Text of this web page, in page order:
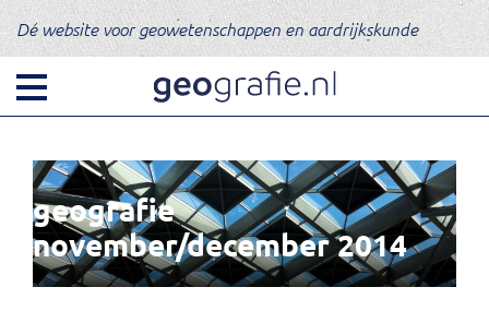
Dé website voor geowetenschappen en aardrijkskunde
geografie
november/december 2014